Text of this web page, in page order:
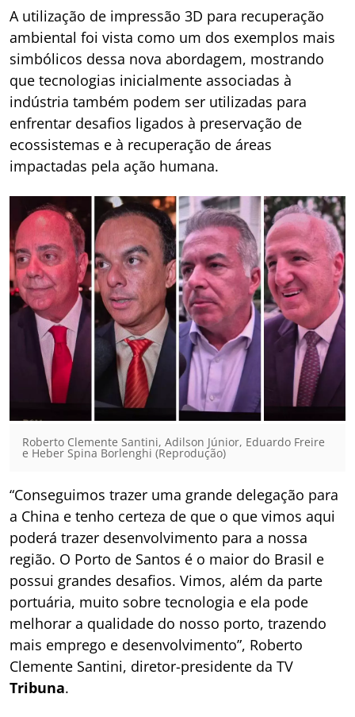
A utilização de impressão 3D para recuperação
ambiental foi vista como um dos exemplos mais
simbólicos dessa nova abordagem, mostrando
que tecnologias inicialmente associadas à
indústria também podem ser utilizadas para
enfrentar desafios ligados à preservação de
ecossistemas e à recuperação de áreas
impactadas pela ação humana.
Roberto Clemente Santini, Adilson Júnior, Eduardo Freire
e Heber Spina Borlenghi (Reprodução)
“Conseguimos trazer uma grande delegação para
a China e tenho certeza de que o que vimos aqui
poderá trazer desenvolvimento para a nossa
região. O Porto de Santos é o maior do Brasil e
possui grandes desafios. Vimos, além da parte
portuária, muito sobre tecnologia e ela pode
melhorar a qualidade do nosso porto, trazendo
mais emprego e desenvolvimento”, Roberto
Clemente Santini, diretor-presidente da TV
Tribuna.